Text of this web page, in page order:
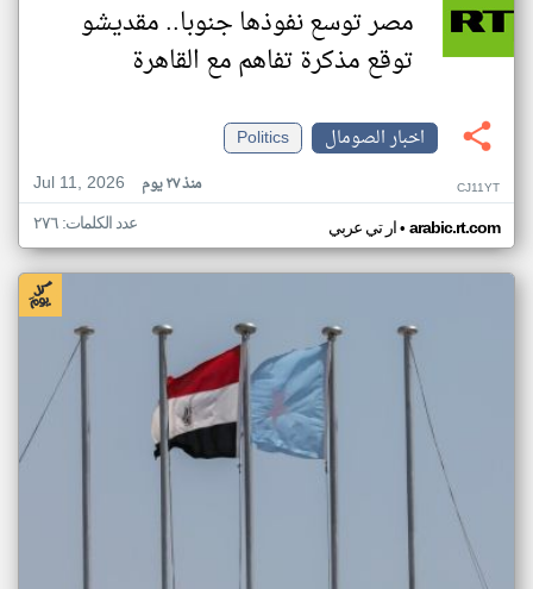
مصر توسع نفوذها جنوبا.. مقديشو
توقع مذكرة تفاهم مع القاهرة
اخبار الصومال
Politics
Jul 11, 2026
منذ ٢٧ يوم CJ11YT
ار تي عربي• arabic.rt.com عدد الكلمات: ٢٧٦